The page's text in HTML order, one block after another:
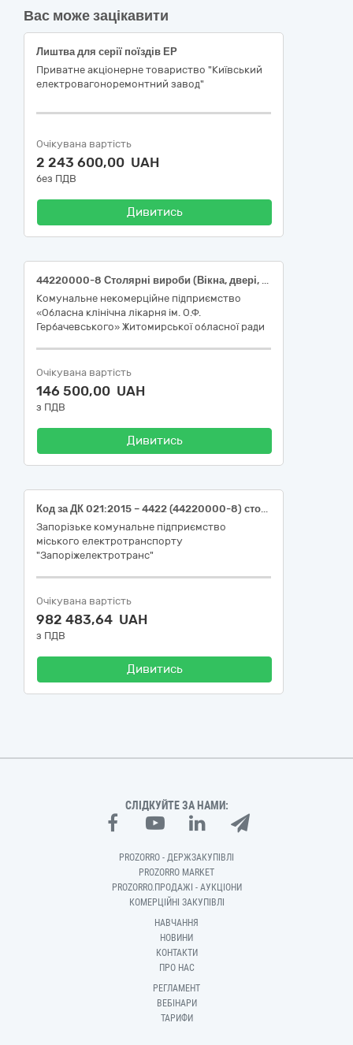
Вас може зацікавити
Лиштва для серії поїздів ЕР
Приватне акціонерне товариство "Київський
електровагоноремонтний завод"
Очікувана вартість
2 243 600,00 UAH
без ПДВ
Дивитись
44220000-8 Столярні вироби (Вікна, двері, склопакети)
Комунальне некомерційне підприємство
«Обласна клінічна лікарня ім. О.Ф.
Гербачевського» Житомирської обласної ради
Очікувана вартість
146 500,00 UAH
з ПДВ
Дивитись
Код за ДК 021:2015 – 4422 (44220000-8) столярні вироби (вікна металопластикові, підвіконня, відливи, перегородки металопластикові)
Запорізьке комунальне підприємство
міського електротранспорту
"Запоріжелектротранс"
Очікувана вартість
982 483,64 UAH
з ПДВ
Дивитись
СЛІДКУЙТЕ ЗА НАМИ:
PROZORRO - ДЕРЖЗАКУПІВЛІ
PROZORRO MARKET
PROZORRO.ПРОДАЖІ - АУКЦІОНИ
КОМЕРЦІЙНІ ЗАКУПІВЛІ
НАВЧАННЯ
НОВИНИ
КОНТАКТИ
ПРО НАС
РЕГЛАМЕНТ
ВЕБІНАРИ
ТАРИФИ